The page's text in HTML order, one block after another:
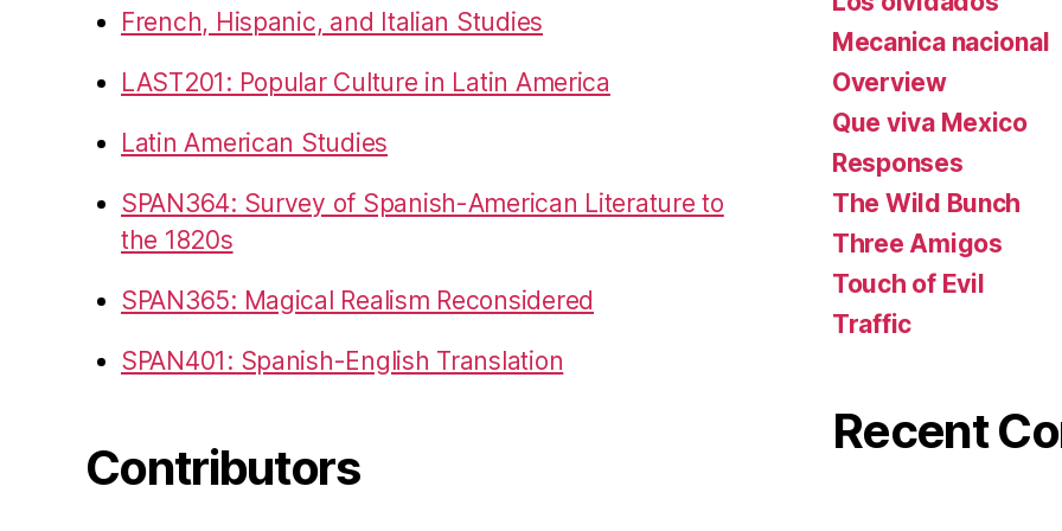
French, Hispanic, and Italian Studies
LAST201: Popular Culture in Latin America
Latin American Studies
SPAN364: Survey of Spanish-American Literature to
the 1820s
SPAN365: Magical Realism Reconsidered
SPAN401: Spanish-English Translation
Contributors
Mecanica nacional
Overview
Que viva Mexico
Responses
The Wild Bunch
Three Amigos
Touch of Evil
Traffic
Recent